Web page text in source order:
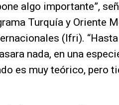
algo importante”,
Turquía y Oriente
(Ifri).
nada, en una
es muy teórico, pero